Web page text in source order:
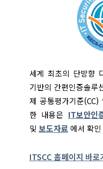
세계 최초의 단방향
기반의 간편인증솔
제 공통평가기준(CC)
한 내용은 IT보안인
및 보도자료 에서 확
ITSCC 홈페이지 바